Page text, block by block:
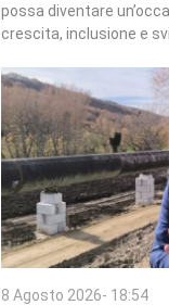
possa diventare
crescita, inclusione e
8 Agosto 2026- 18:54